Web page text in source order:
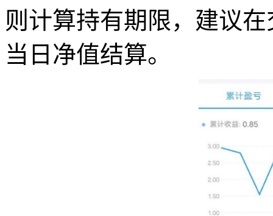
则计算持有期限，建议
当日净值结算。